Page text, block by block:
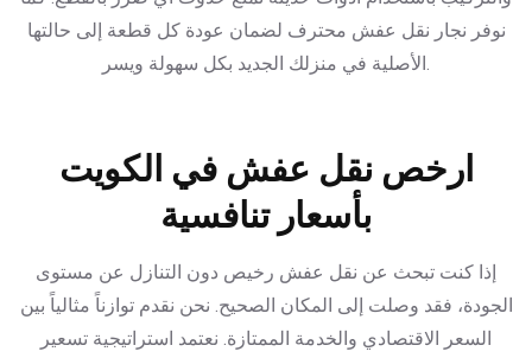
نوفر نجار نقل عفش محترف لضمان عودة كل قطعة إلى حالتها
الأصلية في منزلك الجديد بكل سهولة ويسر.
ارخص نقل عفش في الكويت
بأسعار تنافسية
إذا كنت تبحث عن نقل عفش رخيص دون التنازل عن مستوى
الجودة، فقد وصلت إلى المكان الصحيح. نحن نقدم توازناً مثالياً بين
السعر الاقتصادي والخدمة الممتازة. نعتمد استراتيجية تسعير